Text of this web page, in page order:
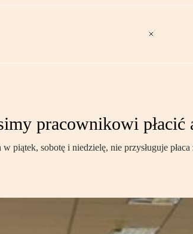
pracownikowi
sobotę i niedzielę, nie przysługuje